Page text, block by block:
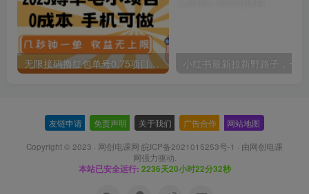
无限接码撸红包单号0.75项目无偿分享给你【揭秘】
友链申请 免责声明 关于我们 广告合作 网站地图
Copyright © 2023 · 网创电课网 皖ICP备2021015253号-1 · 由网创电课
网强力驱动.
本站已安全运行: 2236天20小时22分33秒